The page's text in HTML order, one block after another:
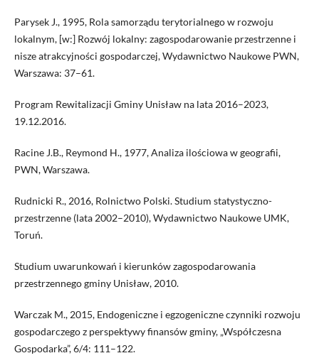
Parysek J., 1995, Rola samorządu terytorialnego w rozwoju
lokalnym, [w:] Rozwój lokalny: zagospodarowanie przestrzenne i
nisze atrakcyjności gospodarczej, Wydawnictwo Naukowe PWN,
Warszawa: 37–61.
Program Rewitalizacji Gminy Unisław na lata 2016–2023,
19.12.2016.
Racine J.B., Reymond H., 1977, Analiza ilościowa w geografii,
PWN, Warszawa.
Rudnicki R., 2016, Rolnictwo Polski. Studium statystyczno-
przestrzenne (lata 2002–2010), Wydawnictwo Naukowe UMK,
Toruń.
Studium uwarunkowań i kierunków zagospodarowania
przestrzennego gminy Unisław, 2010.
Warczak M., 2015, Endogeniczne i egzogeniczne czynniki rozwoju
gospodarczego z perspektywy finansów gminy, „Współczesna
Gospodarka”, 6/4: 111–122.